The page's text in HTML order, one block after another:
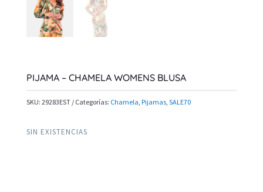
PIJAMA – CHAMELA WOMENS BLUSA
SKU: 29283EST Categorías: Chamela, Pijamas, SALE70
SIN EXISTENCIAS